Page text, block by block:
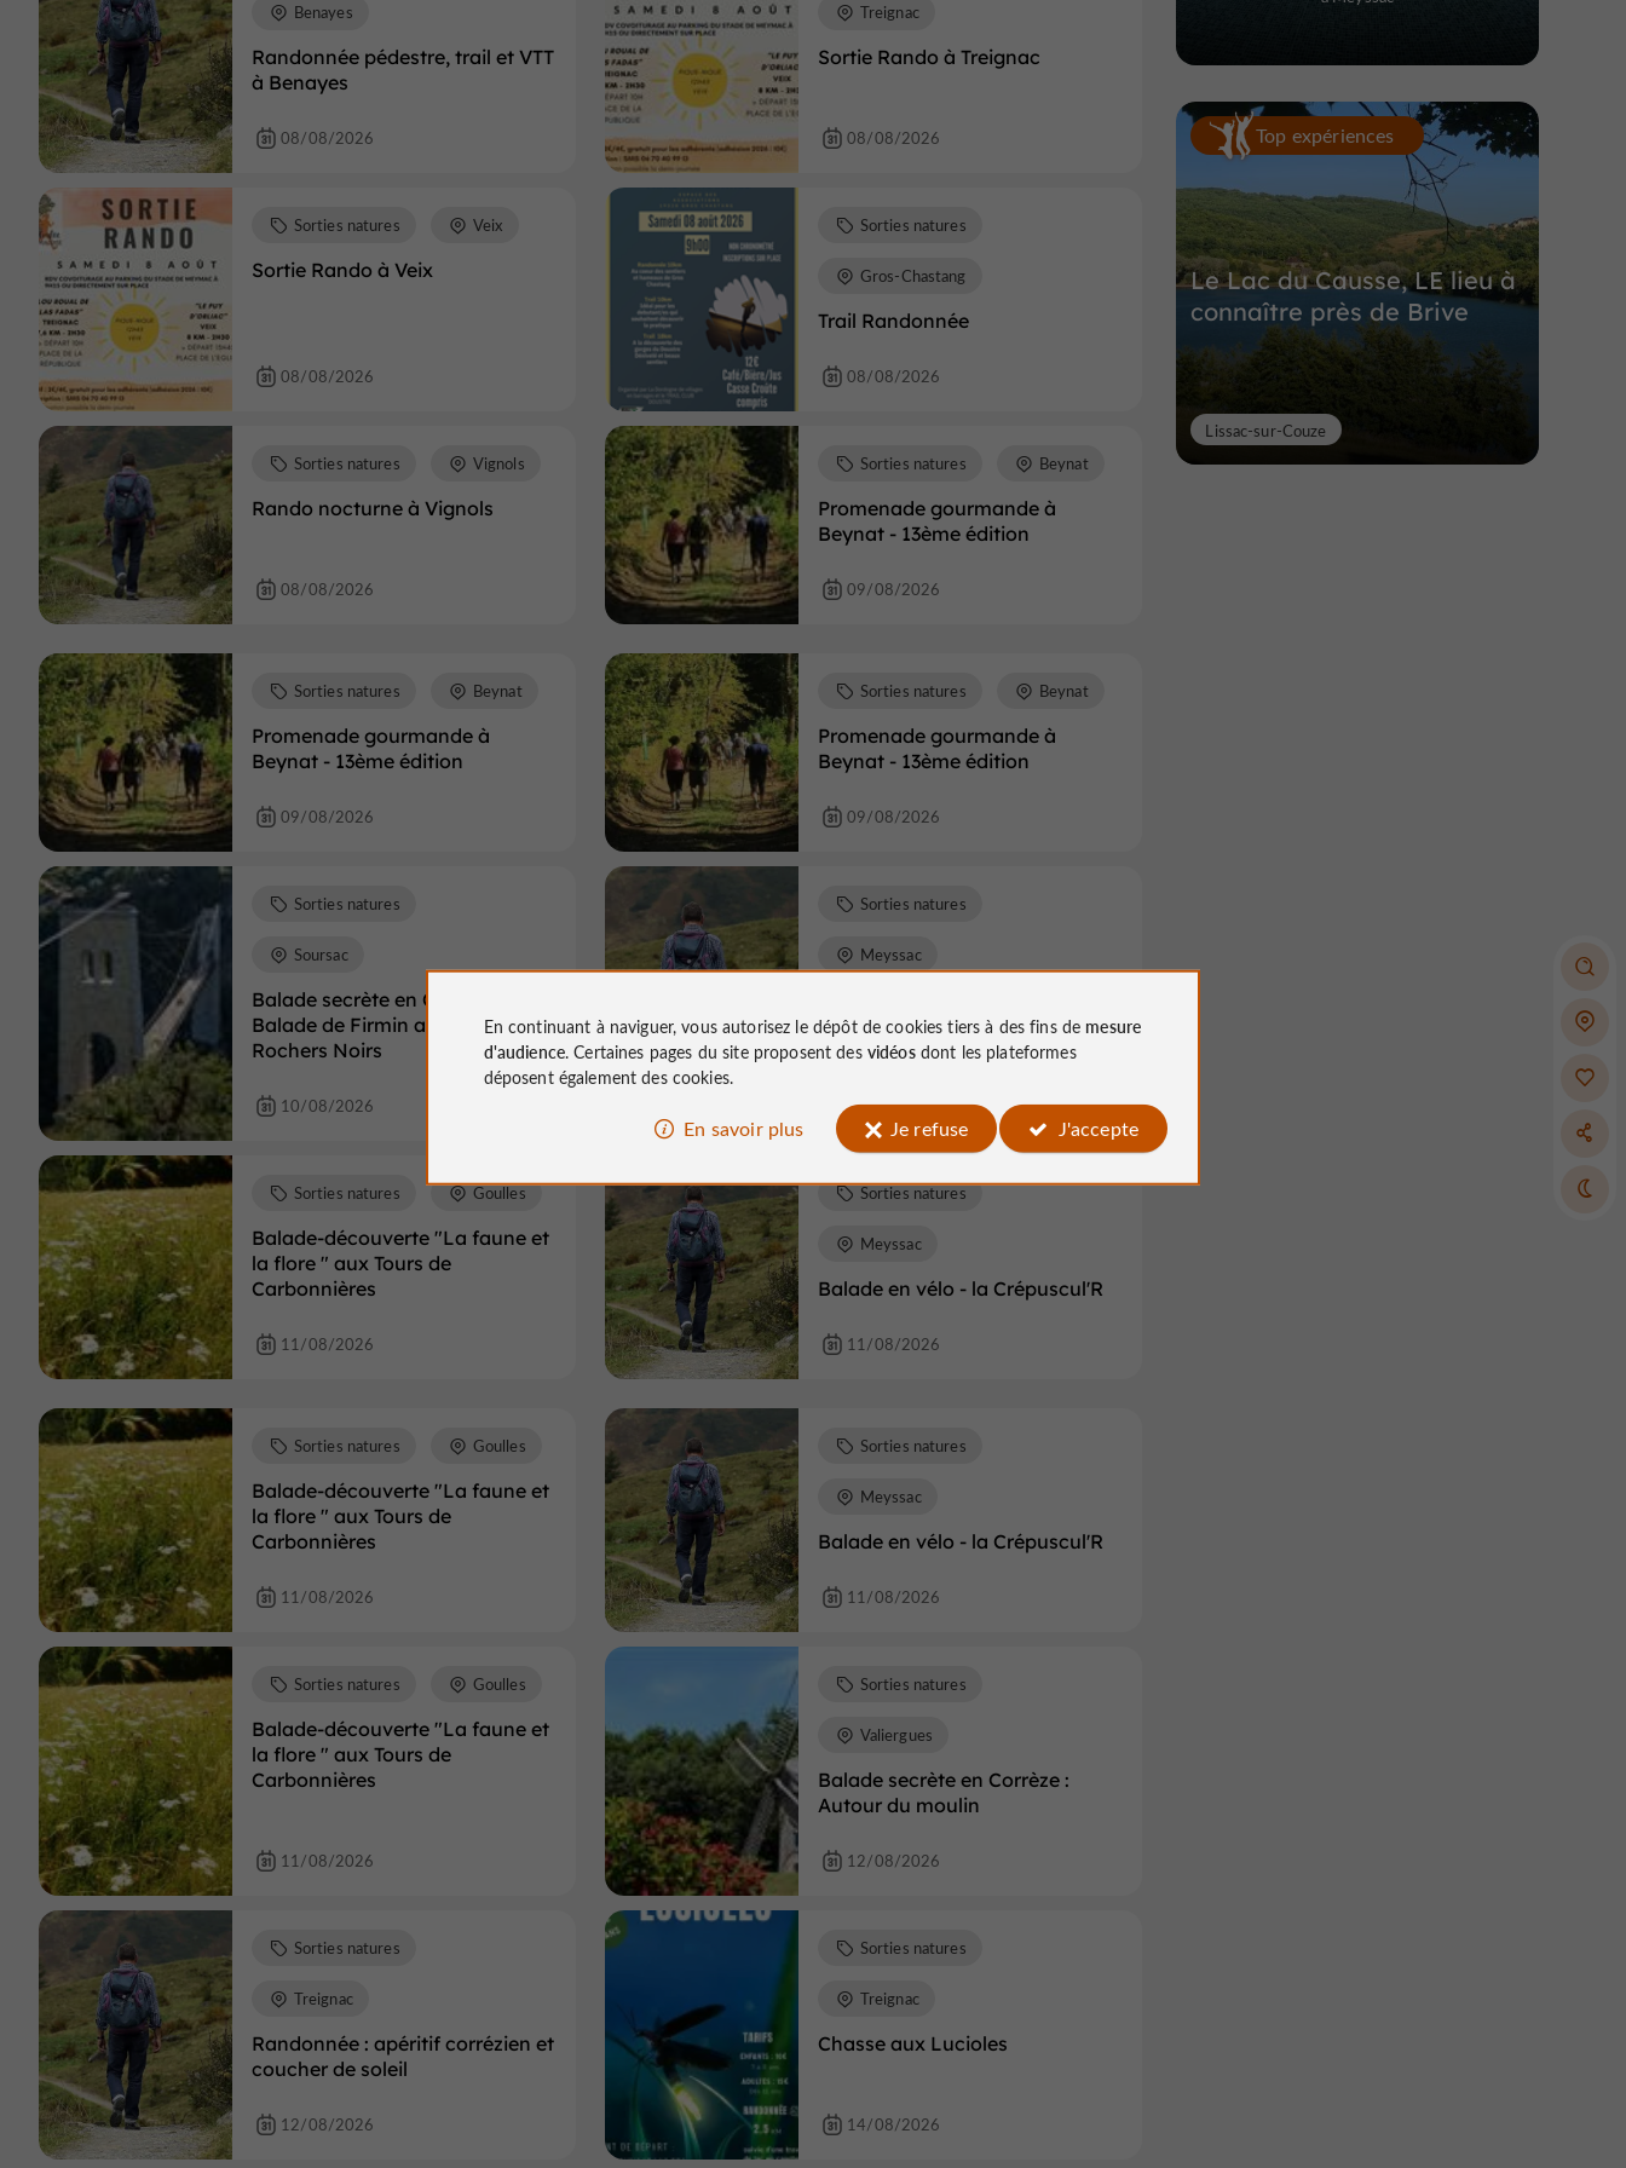
Randonnée pédestre, trail et VTT
à Benayes
Benayes
08/08/2026
Sortie Rando à Treignac
Treignac
08/08/2026
Sortie Rando à Veix
Sorties natures Veix
08/08/2026
Trail Randonnée
Sorties natures
Gros-Chastang
08/08/2026
Rando nocturne à Vignols
Sorties natures Vignols
08/08/2026
Promenade gourmande à
Beynat - 13ème édition
Sorties natures Beynat
09/08/2026
Promenade gourmande à
Beynat - 13ème édition
Sorties natures Beynat
09/08/2026
Promenade gourmande à
Beynat - 13ème édition
Sorties natures Beynat
09/08/2026
Balade secrète en Corrèze -
Balade de Firmin au Viaduc des
Rochers Noirs
Sorties natures
Soursac
10/08/2026
Sorties natures
Meyssac
11/08/2026
Balade-découverte "La faune et
la flore " aux Tours de
Carbonnières
Sorties natures Goulles
11/08/2026
Balade en vélo - la Crépuscul'R
Sorties natures
Meyssac
11/08/2026
Balade-découverte "La faune et
la flore " aux Tours de
Carbonnières
Sorties natures Goulles
11/08/2026
Balade en vélo - la Crépuscul'R
Sorties natures
Meyssac
11/08/2026
Balade-découverte "La faune et
la flore " aux Tours de
Carbonnières
Sorties natures Goulles
11/08/2026
Balade secrète en Corrèze :
Autour du moulin
Sorties natures
Valiergues
12/08/2026
Randonnée : apéritif corrézien et
coucher de soleil
Sorties natures
Treignac
12/08/2026
Chasse aux Lucioles
Sorties natures
Treignac
14/08/2026
Top expériences
Le Lac du Causse, LE lieu à
connaître près de Brive
Lissac-sur-Couze
En continuant à naviguer, vous autorisez le dépôt de cookies tiers à des fins de mesure
d'audience. Certaines pages du site proposent des vidéosdont les plateformes
déposent également des cookies.
En savoir plus Je refuse J'accepte